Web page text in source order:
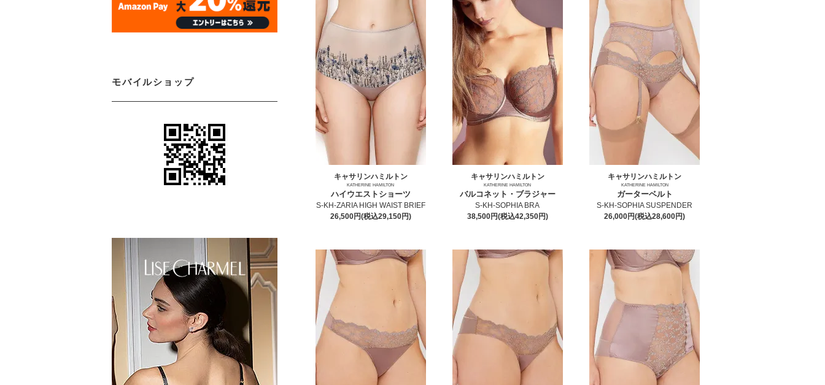
キャサリンハミルトン
KATHERINE HAMILTON
ハイウエストショーツ
S-KH-ZARIA HIGH WAIST BRIEF
26,500円(税込29,150円)
キャサリンハミルトン
KATHERINE HAMILTON
バルコネット・ブラジャー
S-KH-SOPHIA BRA
38,500円(税込42,350円)
キャサリンハミルトン
KATHERINE HAMILTON
ガーターベルト
S-KH-SOPHIA SUSPENDER
26,000円(税込28,600円)
モバイルショップ